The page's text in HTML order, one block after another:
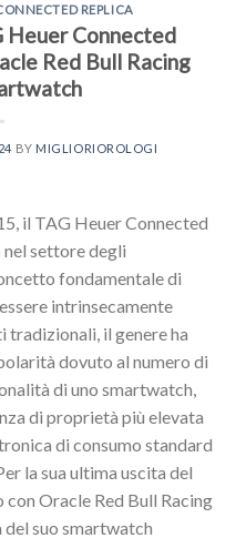
REPLICA
Heuer Connected
Red Bull Racing
BY MIGLIORIOROLOGI
il TAG Heuer Connected
settore degli
fondamentale di
intrinsecamente
tradizionali, il genere ha
dovuto al numero di
di uno smartwatch,
di proprietà più elevata
di consumo standard
la sua ultima uscita del
Oracle Red Bull Racing
del suo smartwatch